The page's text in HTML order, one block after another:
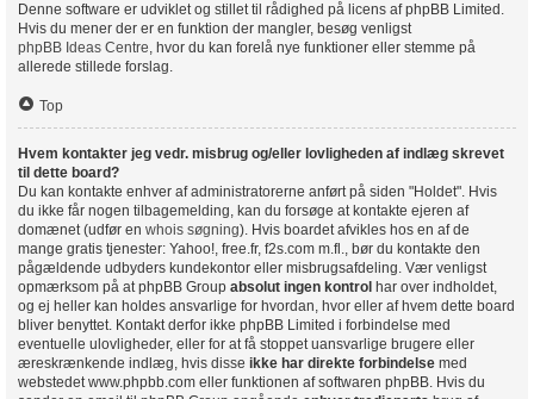
Denne software er udviklet og stillet til rådighed på licens af phpBB Limited.
Hvis du mener der er en funktion der mangler, besøg venligst
phpBB Ideas Centre, hvor du kan forelå nye funktioner eller stemme på
allerede stillede forslag.
Top
Hvem kontakter jeg vedr. misbrug og/eller lovligheden af indlæg skrevet
til dette board?
Du kan kontakte enhver af administratorerne anført på siden "Holdet". Hvis
du ikke får nogen tilbagemelding, kan du forsøge at kontakte ejeren af
domænet (udfør en whois søgning). Hvis boardet afvikles hos en af de
mange gratis tjenester: Yahoo!, free.fr, f2s.com m.fl., bør du kontakte den
pågældende udbyders kundekontor eller misbrugsafdeling. Vær venligst
opmærksom på at phpBB Group absolut ingen kontrol har over indholdet,
og ej heller kan holdes ansvarlige for hvordan, hvor eller af hvem dette board
bliver benyttet. Kontakt derfor ikke phpBB Limited i forbindelse med
eventuelle ulovligheder, eller for at få stoppet uansvarlige brugere eller
æreskrænkende indlæg, hvis disse ikke har direkte forbindelse med
webstedet www.phpbb.com eller funktionen af softwaren phpBB. Hvis du